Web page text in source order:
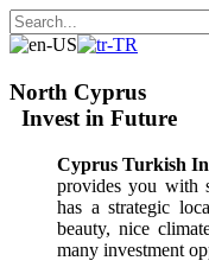
North Cyprus
Invest in Future
Cyprus Turkish
provides you with
has a strategic
beauty, nice
many investment